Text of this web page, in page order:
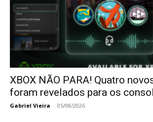
XBOX NÃO PARA! Quatro
foram revelados para os
Gabriel Vieira - 05/08/2026